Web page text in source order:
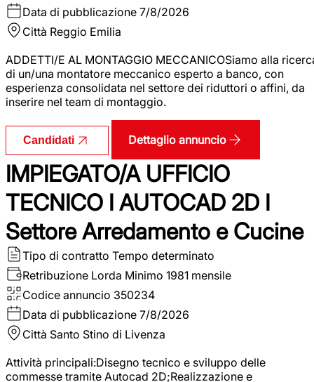
Data di pubblicazione 7/8/2026
Città Reggio Emilia
ADDETTI/E AL MONTAGGIO MECCANICOSiamo alla
di un/una montatore meccanico esperto a banco, con
esperienza consolidata nel settore dei riduttori o affini, da
inserire nel team di montaggio.
Candidati Dettaglio annuncio
IMPIEGATO/A UFFICIO
TECNICO I AUTOCAD 2D I
Settore Arredamento e Cucine
Tipo di contratto Tempo determinato
Retribuzione Lorda Minimo 1981 mensile
Codice annuncio 350234
Data di pubblicazione 7/8/2026
Città Santo Stino di Livenza
Attività principali:Disegno tecnico e sviluppo delle
commesse tramite Autocad 2D;Realizzazione e